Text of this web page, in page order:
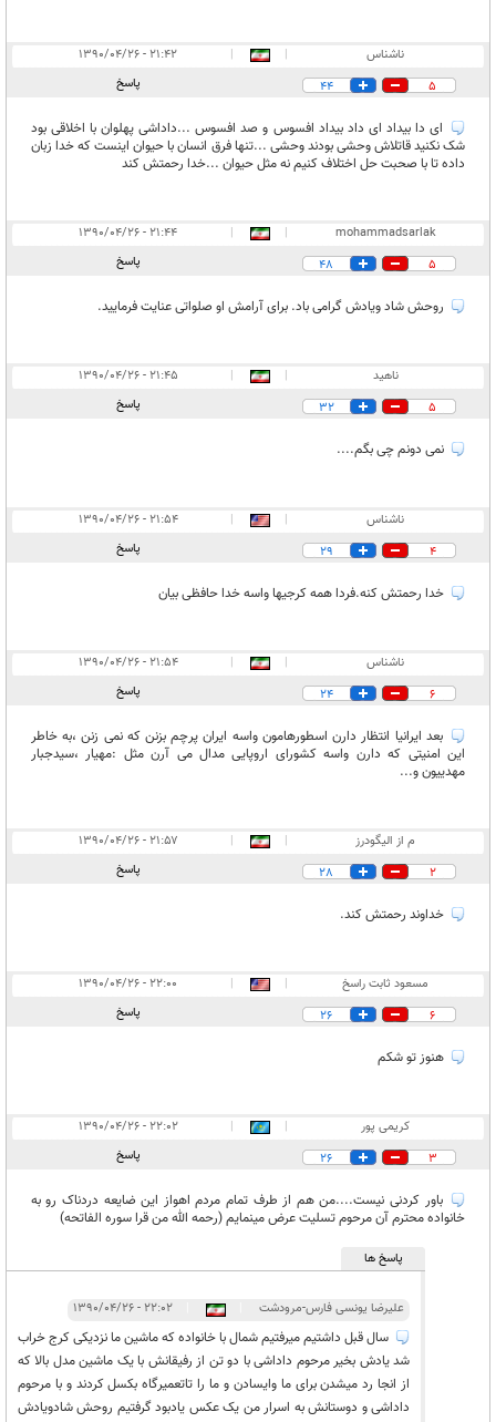
ناشناس |
|
۲۱:۴۲ - ۱۳۹۰/۰۴/۲۶
5
44 پاسخ
ای دا بیداد ای داد بیداد افسوس و صد افسوس ...داداشی پهلوان با اخلاقی بود
شک نکنید قاتلاش وحشی بودند وحشی ...تنها فرق انسان با حیوان اینست که خدا زبان
داده تا با صحبت حل اختلاف کنیم نه مثل حیوان ...خدا رحمتش کند
mohammadsarlak
|
|
۲۱:۴۴ - ۱۳۹۰/۰۴/۲۶
5
48 پاسخ
روحش شاد ویادش گرامی باد. برای آرامش او صلواتی عنایت فرمایید.
ناهید |
|
۲۱:۴۵ - ۱۳۹۰/۰۴/۲۶
5
32 پاسخ
نمی دونم چی بگم....
ناشناس |
|
۲۱:۵۴ - ۱۳۹۰/۰۴/۲۶
4
29 پاسخ
خدا رحمتش کنه.فردا همه کرجیها واسه خدا حافظی بیان
ناشناس |
|
۲۱:۵۴ - ۱۳۹۰/۰۴/۲۶
6
24 پاسخ
بعد ایرانیا انتظار دارن اسطورهامون واسه ایران پرچم بزنن که نمی زنن ،به خاطر
این امنیتی که دارن واسه کشورای اروپایی مدال می آرن مثل :مهیار ،سیدجبار
مهدییون و...
م از الیگودرز |
|
۲۱:۵۷ - ۱۳۹۰/۰۴/۲۶
2
28 پاسخ
خداوند رحمتش کند.
مسعود ثابت راسخ |
|
۲۲:۰۰ - ۱۳۹۰/۰۴/۲۶
6
26 پاسخ
هنوز تو شکم
کریمی پور |
|
۲۲:۰۲ - ۱۳۹۰/۰۴/۲۶
3
26 پاسخ
باور کردنی نیست....من هم از طرف تمام مردم اهواز این ضایعه دردناک رو به
خانواده محترم آن مرحوم تسلیت عرض مینمایم (رحمه الله من قرا سوره الفاتحه)
پاسخ ها
علیرضا یونسی فارس-مرودشت ۲۲:۰۲ - ۱۳۹۰/۰۴/۲۶
سال قبل داشتیم میرفتیم شمال با خانواده که ماشین ما نزدیکی کرج خراب
شد یادش بخیر مرحوم داداشی با دو تن از رفیقانش با یک ماشین مدل بالا که
از انجا رد میشدن برای ما وایسادن و ما را تاتعمیرگاه بکسل کردند و با مرحوم
داداشی و دوستانش به اسرار من یک عکس یادبود گرفتیم روحش شادویادش